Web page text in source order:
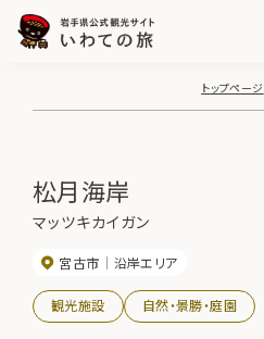
トップページ
松月海岸
マッツキカイガン
宮古市 沿岸エリア
観光施設 自然・景勝・庭園